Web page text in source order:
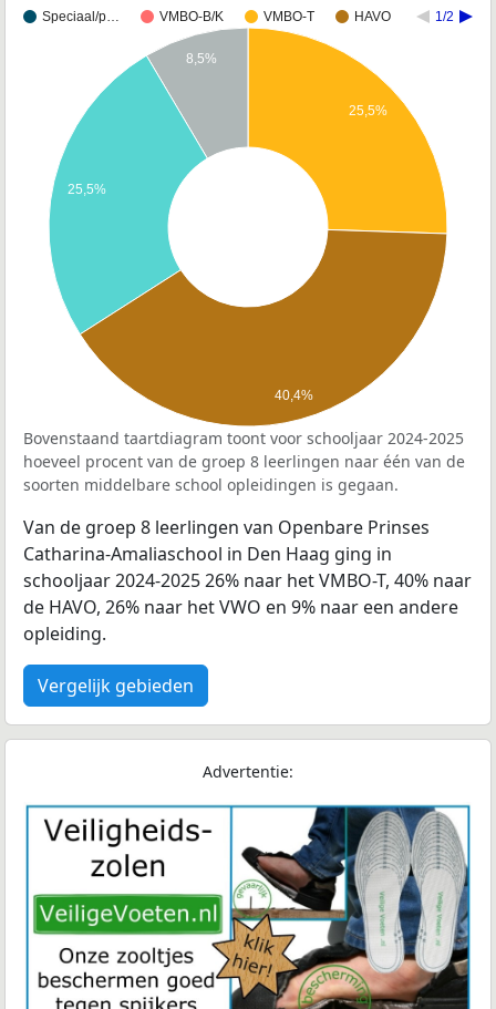
Speciaal/p… VMBO-B/K VMBO-T HAVO 1/2
25,5%
8,5%
25,5%
40,4%
Bovenstaand taartdiagram toont voor schooljaar 2024-2025
hoeveel procent van de groep 8 leerlingen naar één van de
soorten middelbare school opleidingen is gegaan.
Van de groep 8 leerlingen van Openbare Prinses
Catharina-Amaliaschool in Den Haag ging in
schooljaar 2024-2025 26% naar het VMBO-T, 40% naar
de HAVO, 26% naar het VWO en 9% naar een andere
opleiding.
Vergelijk gebieden
Advertentie: